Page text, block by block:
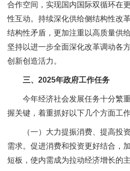
合作空间，实现国内国际双循环在
性互动。持续深化供给侧结构性改
结构性矛盾，更加注重以高质量供
坚持以进一步全面深化改革调动各
创新创造活力。
三、2025年政府工作任务
今年经济社会发展任务十分繁重
握关键，着重抓好以下几个方面工作
（一）大力提振消费、提高投资
需求。促进消费和投资更好结合，
短板，使内需成为拉动经济增长的